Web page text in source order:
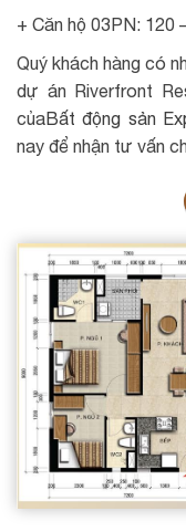
+ Căn hộ 03PN: 120
Quý khách hàng có
dự án Riverfront
củaBất động sản
nay để nhận tư vấn